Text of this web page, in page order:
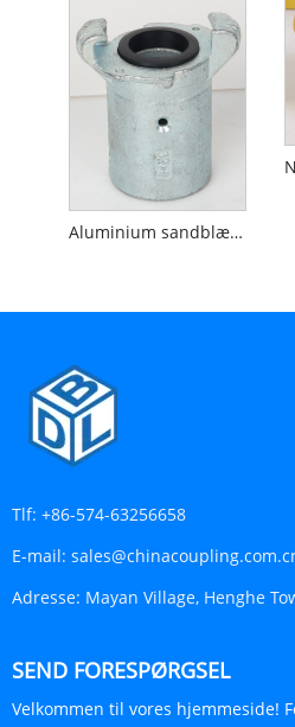
Aluminium sandblæsningskobling
Tlf: +86-574-63256658
E-mail:
Adresse: Mayan Village, Henghe
SEND FORESPØRGSEL
Velkommen til vores hjemmeside!